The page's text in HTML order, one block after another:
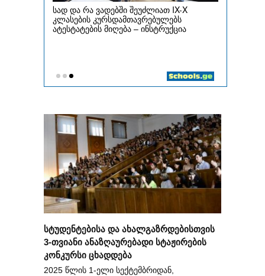
სტუდენტებისა და ახალგაზრდებისთვის
3-თვიანი ანაზღაურებადი სტაჟირების
კონკურსი ცხადდება
2025 წლის 1-ელი სექტემბრიდან,